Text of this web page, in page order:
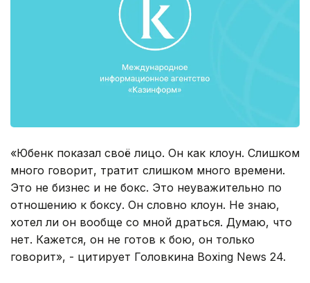
«Юбенк показал своё лицо. Он как клоун. Слишком
много говорит, тратит слишком много времени.
Это не бизнес и не бокс. Это неуважительно по
отношению к боксу. Он словно клоун. Не знаю,
хотел ли он вообще со мной драться. Думаю, что
нет. Кажется, он не готов к бою, он только
говорит», - цитирует Головкина Boxing News 24.